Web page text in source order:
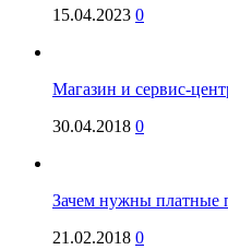
15.04.2023 0
Магазин и сервис-
30.04.2018 0
Зачем нужны платные
21.02.2018 0